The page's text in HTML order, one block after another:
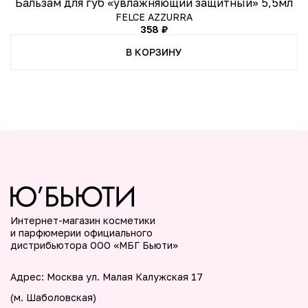
Бальзам для губ «увлажняющий защитный» 5,5мл
FELCE AZZURRA
358 ₽
В КОРЗИНУ
Интернет-магазин косметики
и парфюмерии официального
дистрибьютора ООО «МБГ Бьюти»
Адрес: Москва ул. Малая Калужская 17
(м. Шаболовская)